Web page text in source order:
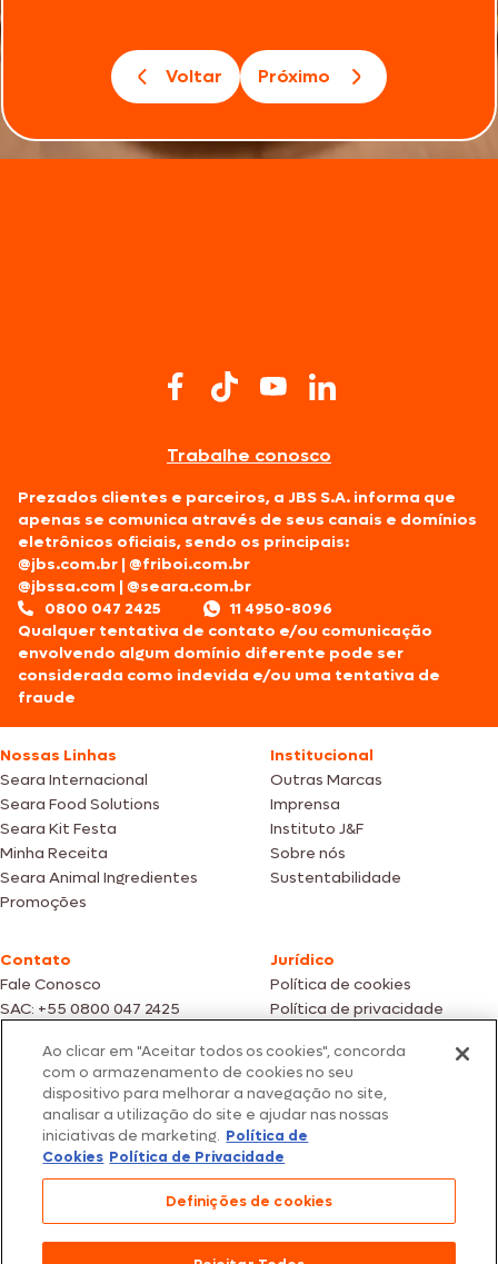
Voltar Próximo
Trabalhe conosco
Prezados clientes e parceiros, a JBS S.A. informa que
apenas se comunica através de seus canais e domínios
eletrônicos oficiais, sendo os principais:
@jbs.com.br |@friboi.com.br
@jbssa.com |@seara.com.br
0800 047 2425
11 4950-8096
Qualquer tentativa de contato e/ou comunicação
envolvendo algum domínio diferente pode ser
considerada como indevida e/ou uma tentativa de
fraude
Nossas Linhas
Seara Internacional
Seara Food Solutions
Seara Kit Festa
Minha Receita
Seara Animal Ingredientes
Promoções
Institucional
Outras Marcas
Imprensa
Instituto J&F
Sobre nós
Sustentabilidade
Contato
Fale Conosco
SAC: +55 0800 047 2425
Jurídico
Política de cookies
Política de privacidade
Fotos meramente ilustrativas | Ofertas válidas enquanto durarem os
estoques dos nossos parceiros | Vendas sujeitas a análise e confirmação
de dados.
Os preços, promoções e condições de pagamento são válidos
exclusivamente para compras efetuadas em nossos parceiros.
Todos os produtos estão sujeitos a disponibilidade de estoque.
São Paulo/SP – CEP 05.118-100
© 2026 Seara. Todos os direitos reservados
Ao clicar em "Aceitar todos os cookies", concorda
com o armazenamento de cookies no seu
dispositivo para melhorar a navegação no site,
analisar a utilização do site e ajudar nas nossas
iniciativas de marketing. Política de
Cookies Política de Privacidade
Definições de cookies